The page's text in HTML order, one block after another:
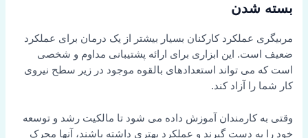
بسته شدن
مربیگری عملکرد کارکنان بسیار بیشتر از یک درمان برای عملکرد
ضعیف است. این ابزاری برای ارائه پشتیبانی مداوم و شخصی
است که می تواند استعدادهای بالقوه موجود در زیر سطح نیروی
کار شما را آزاد کند.
وقتی به کارمندان آموزش داده می شود تا مالکیت رشد و توسعه
خود را به دست گیرند و عملکرد بهتری داشته باشند، آنها محرک